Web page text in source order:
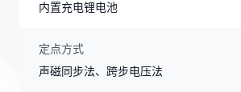
内置充电锂电池
定点方式
声磁同步法、跨步电压法